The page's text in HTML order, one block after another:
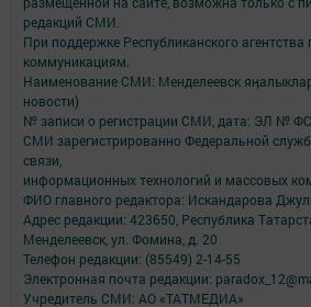
редакций СМИ.
При поддержке Республиканского
коммуникациям.
Наименование СМИ: Менделеевск
новости)
№ записи о регистрации СМИ, дата: ЭЛ № ФС
СМИ зарегистрированно Федеральной
связи,
информационных технологий и массовых
ФИО главного редактора: Искандарова
Адрес редакции: 423650, Республика
Менделеевск, ул. Фомина, д. 20
Телефон редакции: (85549) 2-14-55
Электронная почта редакции:
Учредитель СМИ: АО «ТАТМЕДИА»